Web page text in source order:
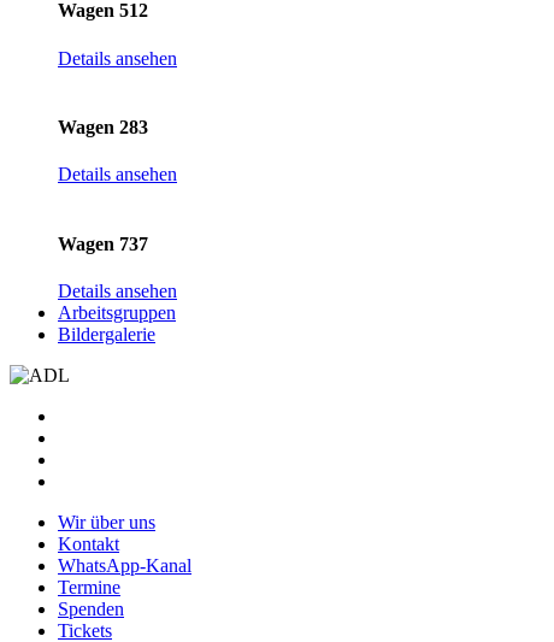
Wagen 512
Details ansehen
Wagen 283
Details ansehen
Wagen 737
Details ansehen
Arbeitsgruppen
Bildergalerie
Wir über uns
Kontakt
WhatsApp-Kanal
Termine
Spenden
Tickets